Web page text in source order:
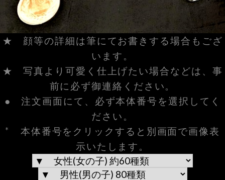
★ 顔等の詳細は筆にてお書きする場合もござ
います。
★ 写真より可愛く仕上げたい場合などは、事
前に必ず御連絡ください。
● 注文画面にて、必ず本体番号を選択してく
ださい。
* 本体番号をクリックすると別画面で画像表
示いたします。